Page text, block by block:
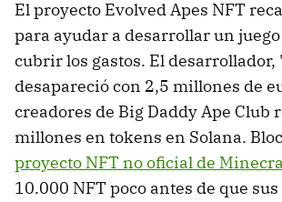
El proyecto Evolved Apes NFT
para ayudar a desarrollar un
cubrir los gastos. El desarrollador,
desapareció con 2,5 millones de
creadores de Big Daddy Ape Club
millones en tokens en Solana.
proyecto NFT no oficial de
10.000 NFT poco antes de que